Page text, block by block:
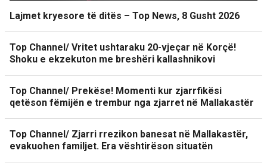
Lajmet kryesore të ditës – Top News, 8 Gusht 2026
Top Channel/ Vritet ushtaraku 20-vjeçar në Korçë!
Shoku e ekzekuton me breshëri kallashnikovi
Top Channel/ Prekëse! Momenti kur zjarrfikësi
qetëson fëmijën e trembur nga zjarret në Mallakastër
Top Channel/ Zjarri rrezikon banesat në Mallakastër,
evakuohen familjet. Era vështirëson situatën